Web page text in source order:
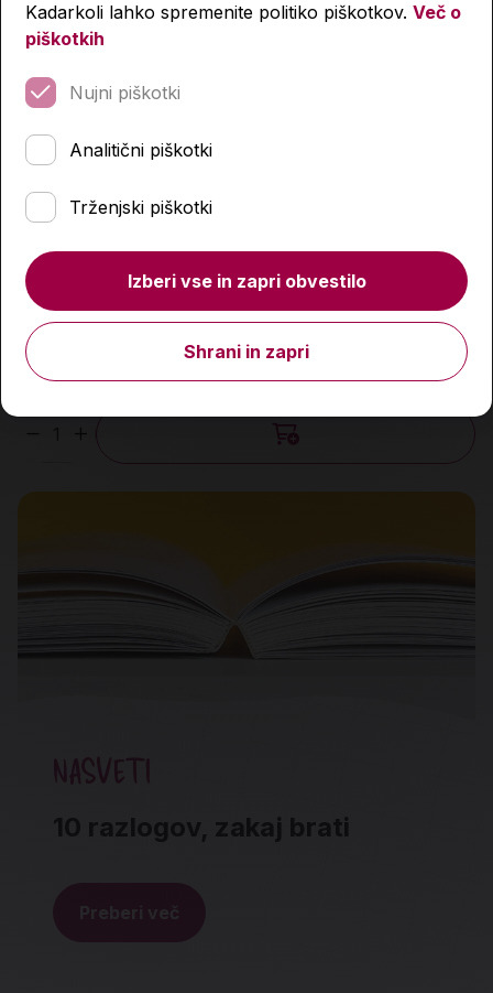
On je pravi
15,95 €
NASVETI
10 razlogov, zakaj brati
Preberi več
Kadarkoli lahko spremenite politiko piškotkov. Več o
piškotkih
Nujni piškotki
Analitični piškotki
Trženjski piškotki
Izberi vse in zapri obvestilo
Shrani in zapri